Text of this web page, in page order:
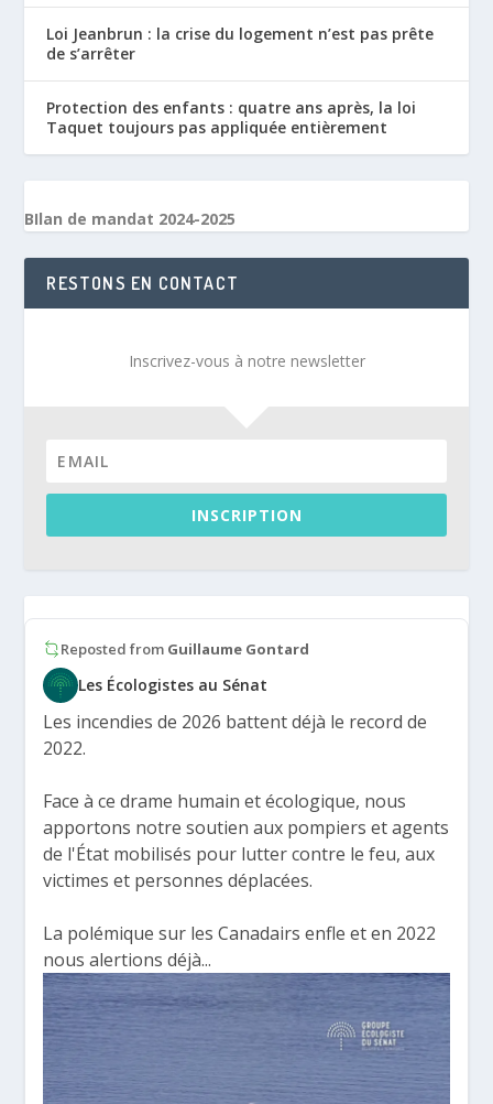
Loi Jeanbrun : la crise du logement n’est pas prête
de s’arrêter
Protection des enfants : quatre ans après, la loi
Taquet toujours pas appliquée entièrement
BIlan de mandat 2024-2025
RESTONS EN CONTACT
Inscrivez-vous à notre newsletter
INSCRIPTION
Reposted from Guillaume Gontard
Les Écologistes au Sénat
Les incendies de 2026 battent déjà le record de
2022.
Face à ce drame humain et écologique, nous
apportons notre soutien aux pompiers et agents
de l'État mobilisés pour lutter contre le feu, aux
victimes et personnes déplacées.
La polémique sur les Canadairs enfle et en 2022
nous alertions déjà...